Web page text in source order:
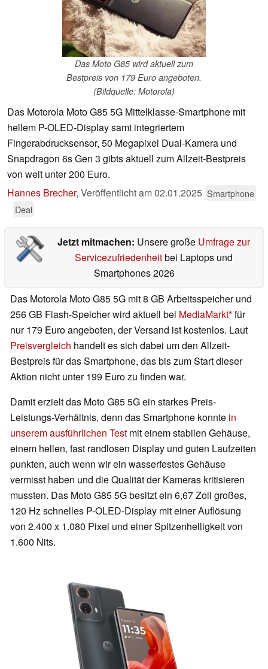
Das Moto G85 wird aktuell zum
Bestpreis von 179 Euro angeboten.
(Bildquelle: Motorola)
Das Motorola Moto G85 5G Mittelklasse-Smartphone mit
hellem P-OLED-Display samt integriertem
Fingerabdrucksensor, 50 Megapixel Dual-Kamera und
Snapdragon 6s Gen 3 gibts aktuell zum Allzeit-Bestpreis
von weit unter 200 Euro.
Hannes Brecher, Veröffentlicht am02.01.2025 Smartphone
Deal
Jetzt mitmachen: Unsere große Umfrage zur
Servicezufriedenheitbei Laptops und
Smartphones 2026
Das Motorola Moto G85 5G mit 8 GB Arbeitsspeicher und
256 GB Flash-Speicher wird aktuell bei MediaMarkt für
nur 179 Euro angeboten, der Versand ist kostenlos. Laut
Preisvergleich handelt es sich dabei um den Allzeit-
Bestpreis für das Smartphone, das bis zum Start dieser
Aktion nicht unter 199 Euro zu finden war.
Damit erzielt das Moto G85 5G ein starkes Preis-
Leistungs-Verhältnis, denn das Smartphone konnte in
unserem ausführlichen Test mit einem stabilen Gehäuse,
einem hellen, fast randlosen Display und guten Laufzeiten
punkten, auch wenn wir ein wasserfestes Gehäuse
vermisst haben und die Qualität der Kameras kritisieren
mussten. Das Moto G85 5G besitzt ein 6,67 Zoll großes,
120 Hz schnelles P-OLED-Display mit einer Auflösung
von 2.400 x 1.080 Pixel und einer Spitzenhelligkeit von
1.600 Nits.